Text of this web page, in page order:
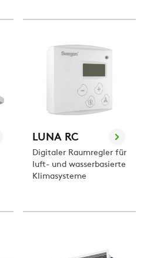
LUNA RC
Digitaler Raumregler für
luft- und wasserbasierte
Klimasysteme